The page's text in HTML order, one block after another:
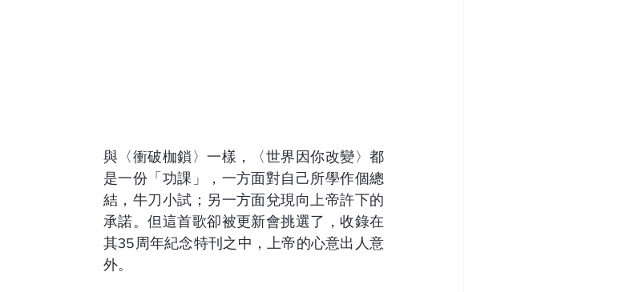
與〈衝破枷鎖〉一樣，〈世界因你改變〉都
是一份「功課」，一方面對自己所學作個總
結，牛刀小試；另一方面兌現向上帝許下的
承諾。但這首歌卻被更新會挑選了，收錄在
其35周年紀念特刊之中，上帝的心意出人意
外。